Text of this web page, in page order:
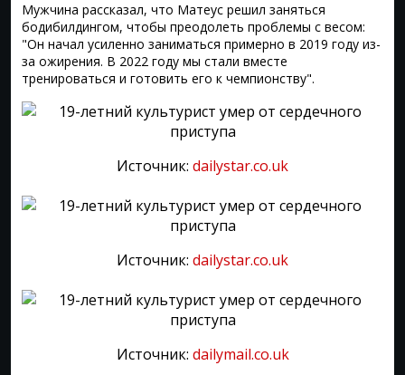
Мужчина рассказал, что Матеус решил заняться
бодибилдингом, чтобы преодолеть проблемы с весом:
"Он начал усиленно заниматься примерно в 2019 году из-
за ожирения. В 2022 году мы стали вместе
тренироваться и готовить его к чемпионству".
Источник: dailystar.co.uk
Источник: dailystar.co.uk
Источник: dailymail.co.uk